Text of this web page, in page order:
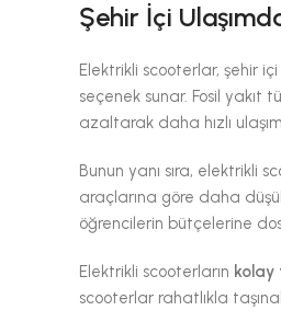
Şehir İçi
Elektrikli scooterlar, şehir
seçenek sunar. Fosil yakıt
azaltarak daha hızlı
Bunun yanı sıra, elektrikli
araçlarına göre daha
öğrencilerin bütçelerine
Elektrikli scooterların kolay
scooterlar rahatlıkla